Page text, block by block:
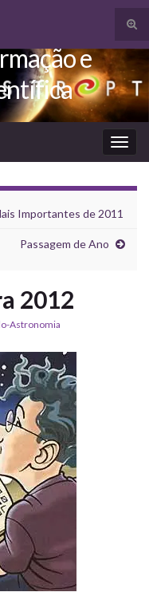
e
Importantes de 2011
Passagem de Ano
2012
Astronomia